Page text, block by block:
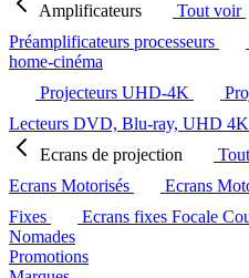
Amplificateurs
Tout voir
Préamplificateurs processeurs
home-cinéma
Projecteurs UHD-4K
Lecteurs DVD, Blu-ray, UHD 4K
Ecrans de projection
Ecrans Motorisés
Ecrans
Fixes
Ecrans fixes Focale
Nomades
Promotions